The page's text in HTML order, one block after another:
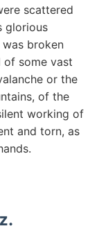
scattered
glorious
broken
some vast
or the
of the
working of
and torn, as